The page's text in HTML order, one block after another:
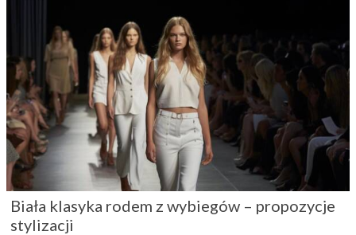
Biała klasyka rodem z wybiegów – propozycje
stylizacji